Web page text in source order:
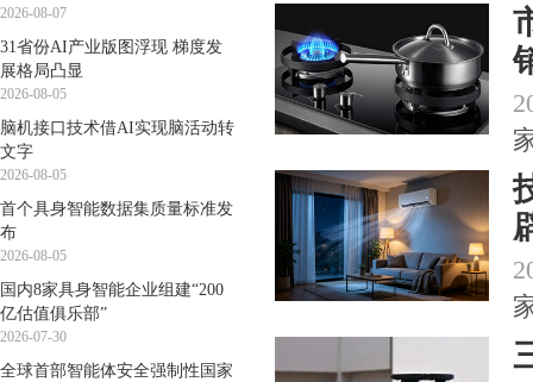
2026-08-07
31省份AI产业版图浮现 梯度发
展格局凸显
2026-08-05
脑机接口技术借AI实现脑活动转
文字
2026-08-05
首个具身智能数据集质量标准发
布
2026-08-05
国内8家具身智能企业组建“200
亿估值俱乐部”
2026-07-30
全球首部智能体安全强制性国家